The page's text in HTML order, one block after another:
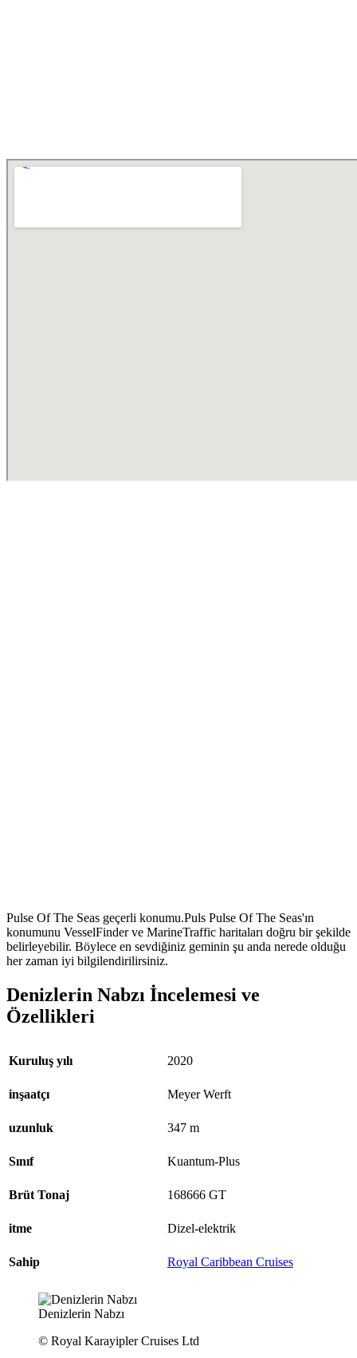
Pulse Of The Seas geçerli konumu.Puls Pulse Of The Seas'ın
konumunu VesselFinder ve MarineTraffic haritaları doğru bir şekilde
belirleyebilir. Böylece en sevdiğiniz geminin şu anda nerede olduğu
her zaman iyi bilgilendirilirsiniz.
Denizlerin Nabzı İncelemesi ve
Özellikleri
Kuruluş yılı 2020
inşaatçı Meyer Werft
uzunluk 347 m
Sınıf Kuantum-Plus
Brüt Tonaj 168666 GT
itme Dizel-elektrik
Sahip Royal Caribbean Cruises
Denizlerin Nabzı
© Royal Karayipler Cruises Ltd